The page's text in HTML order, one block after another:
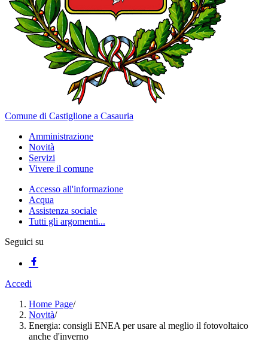
Comune di Castiglione a Casauria
Amministrazione
Novità
Servizi
Vivere il comune
Accesso all'informazione
Acqua
Assistenza sociale
Tutti gli argomenti...
Seguici su
Accedi
Home Page/
Novità/
Energia: consigli ENEA per usare al meglio il fotovoltaico
anche d'inverno